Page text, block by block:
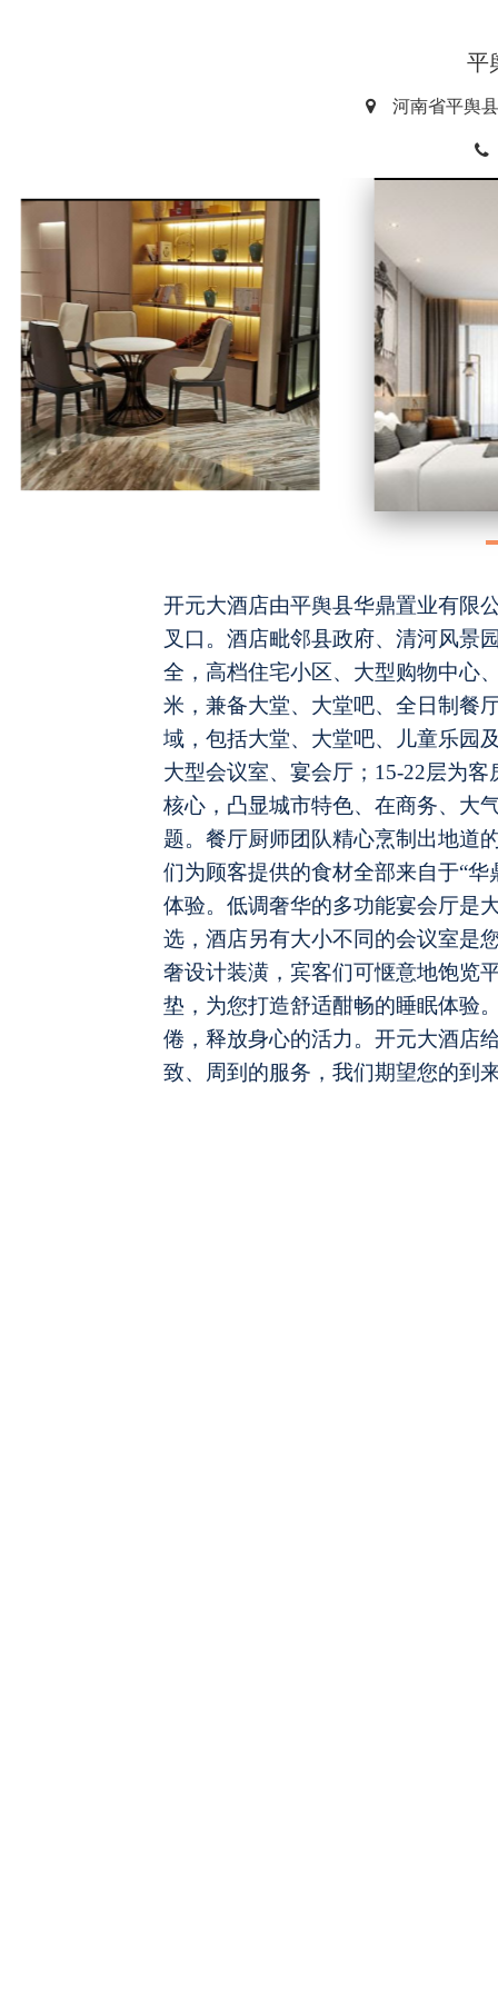
平
河南省平舆
开元大酒店由平舆县华鼎置业有限
叉口。酒店毗邻县政府、清河风景
全，高档住宅小区、大型购物中心
米，兼备大堂、大堂吧、全日制餐
域，包括大堂、大堂吧、儿童乐园
大型会议室、宴会厅；15-22层为
核心，凸显城市特色、在商务、大
题。餐厅厨师团队精心烹制出地道
们为顾客提供的食材全部来自于“
体验。低调奢华的多功能宴会厅是
选，酒店另有大小不同的会议室是
奢设计装潢，宾客们可惬意地饱览
垫，为您打造舒适酣畅的睡眠体验
倦，释放身心的活力。开元大酒店
致、周到的服务，我们期望您的到